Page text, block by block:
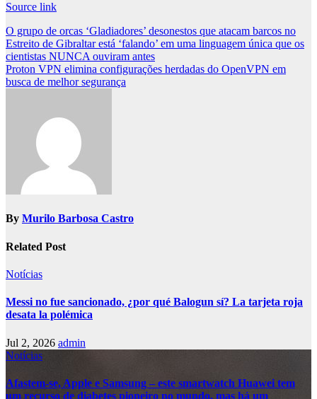
Source link
Post
navigation
O grupo de orcas ‘Gladiadores’ desonestos que atacam barcos no
Estreito de Gibraltar está ‘falando’ em uma linguagem única que os
cientistas NUNCA ouviram antes
Proton VPN elimina configurações herdadas do OpenVPN em
busca de melhor segurança
By Murilo Barbosa Castro
Related Post
Notícias
Messi no fue sancionado, ¿por qué Balogun sí? La tarjeta roja
desata la polémica
Jul 2, 2026 admin
Notícias
Afastem-se, Apple e Samsung – este smartwatch Huawei tem
um recurso de diabetes pioneiro no mundo, mas há um